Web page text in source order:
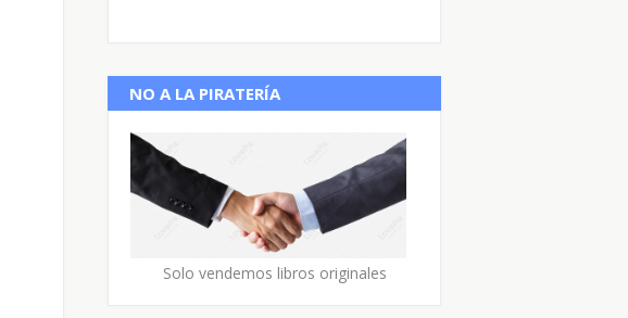
NO A LA PIRATERÍA
Solo vendemos libros originales